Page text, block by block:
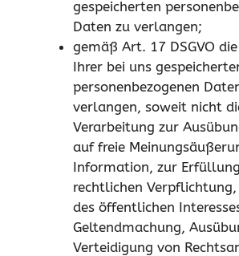
gespeicherten
Daten zu verlangen;
gemäß Art. 17 DSGVO
Ihrer bei uns
personenbezogenen
verlangen, soweit nicht
Verarbeitung zur
auf freie
Information, zur
rechtlichen Verpflichtung,
des öffentlichen
Geltendmachung,
Verteidigung von